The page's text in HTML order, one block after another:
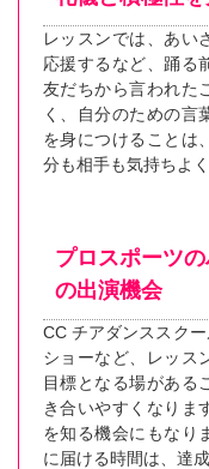
レッスンでは、あい
応援するなど、踊る
友だちから言われた
く、自分のための言
を身につけることは
分も相手も気持ちよ
プロスポーツ
の出演機会
CC チアダンススク
ショーなど、レッス
目標となる場がある
き合いやすくなりま
を知る機会にもなり
に届ける時間は、達